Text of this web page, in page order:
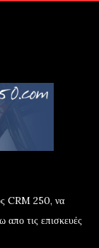
CRM 250, να
απο τις επισκευές